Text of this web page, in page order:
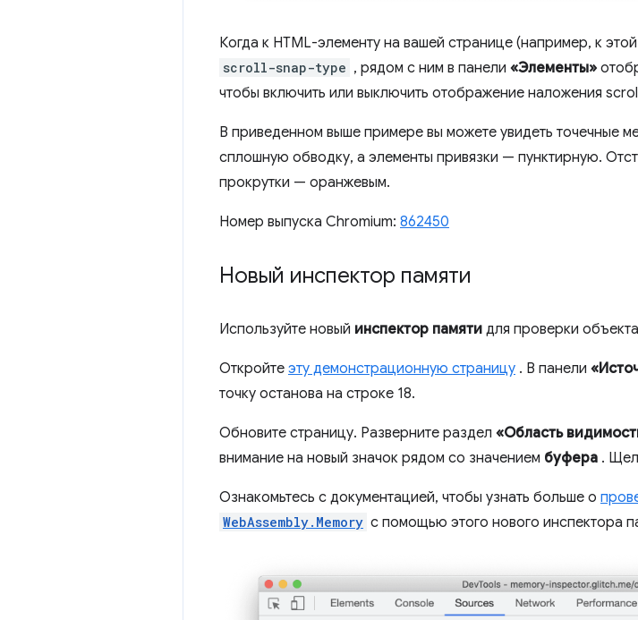
Когда к HTML-элементу на вашей странице (например, к этой
scroll-snap-type , рядом с ним в панели «Элементы»
чтобы включить или выключить отображение наложения
В приведенном выше примере вы можете увидеть точечные
сплошную обводку, а элементы привязки — пунктирную.
прокрутки — оранжевым.
Номер выпуска Chromium: 862450
Новый инспектор памяти
Используйте новый инспектор памяти для проверки объекта
Откройте эту демонстрационную страницу . В панели
точку останова на строке 18.
Обновите страницу. Разверните раздел «Область
внимание на новый значок рядом со значением буфера .
Ознакомьтесь с документацией, чтобы узнать больше о
WebAssembly.Memory с помощью этого нового инспектора